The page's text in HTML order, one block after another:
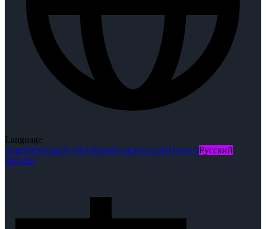
Language
EnglishPortuguês (BR)УкраїнськаFrançaisDeutschРусский
Español